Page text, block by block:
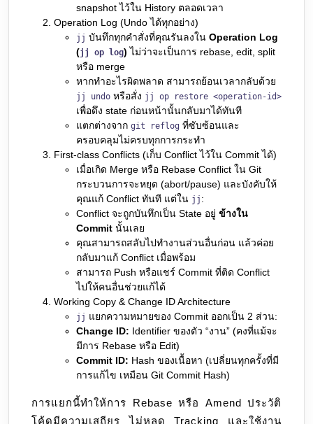
snapshot ไว้ใน History ตลอดเวลา
Operation Log (Undo ได้ทุกอย่าง)
jj บันทึกทุกคำสั่งที่คุณรันลงใน Operation Log
(jj op log) ไม่ว่าจะเป็นการ rebase, edit, split
หรือ merge
หากทำอะไรผิดพลาด สามารถย้อนเวลากลับด้วย
jj undo หรือสั่ง jj op restore <operation-id>
เพื่อดึง state ก่อนหน้านั้นกลับมาได้ทันที
แตกต่างจาก git reflog ที่ซับซ้อนและ
ครอบคลุมไม่ครบทุกการกระทำ
First-class Conflicts (เก็บ Conflict ไว้ใน Commit ได้)
เมื่อเกิด Merge หรือ Rebase Conflict ใน Git
กระบวนการจะหยุด (abort/pause) และบังคับให้
คุณแก้ Conflict ทันที แต่ใน jj :
Conflict จะถูกบันทึกเป็น State อยู่ ข้างใน
Commit นั้นเลย
คุณสามารถสลับไปทำงานส่วนอื่นก่อน แล้วค่อย
กลับมาแก้ Conflict เมื่อพร้อม
สามารถ Push หรือแชร์ Commit ที่ติด Conflict
ไปให้คนอื่นช่วยแก้ได้
Working Copy & Change ID Architecture
jj แยกความหมายของ Commit ออกเป็น 2 ส่วน:
Change ID: Identifier ของตัว “งาน” (คงที่แม้จะ
มีการ Rebase หรือ Edit)
Commit ID: Hash ของเนื้อหา (เปลี่ยนทุกครั้งที่มี
การแก้ไข เหมือน Git Commit Hash)
การแยกนี้ทำให้การ Rebase หรือ Amend ประวัติ
โค้ดมีความเสถียร ไม่หลุด Tracking และใช้งาน